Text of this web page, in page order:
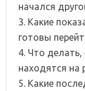
начался
3. Какие
готовы
4. Что делать,
находятся на
5. Какие